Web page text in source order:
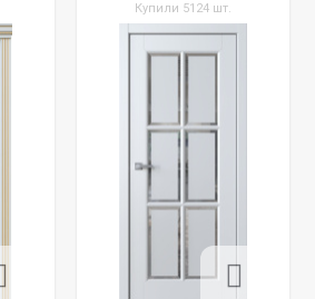
Купили 5124 шт.